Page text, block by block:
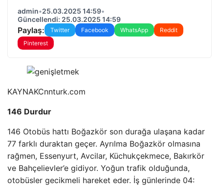
admin•25.03.2025 14:59•
Güncellendi: 25.03.2025 14:59
Paylaş: Twitter Facebook WhatsApp
Reddit
Pinterest
KAYNAKCnnturk.com
146 Durdur
146 Otobüs hattı Boğazkör son durağa ulaşana kadar
77 farklı duraktan geçer. Ayrılma Boğazkör olmasına
rağmen, Essenyurt, Avcilar, Küchukçekmece, Bakırkör
ve Bahçelievler’e gidiyor. Yoğun trafik olduğunda,
otobüsler gecikmeli hareket eder. İş günlerinde 04: